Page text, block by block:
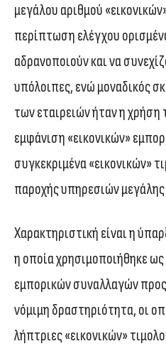
μεγάλου αριθμού
περίπτωση ελέγχου
αδρανοποιούν και να
υπόλοιπες, ενώ μοναδικός
των εταιρειών ήταν η χρήση
εμφάνιση «εικονικών»
συγκεκριμένα «εικονικών»
παροχής υπηρεσιών μεγάλης
Χαρακτηριστική είναι η
η οποία χρησιμοποιήθηκε
εμπορικών συναλλαγών
νόμιμη δραστηριότητα, οι
λήπτριες «εικονικών»